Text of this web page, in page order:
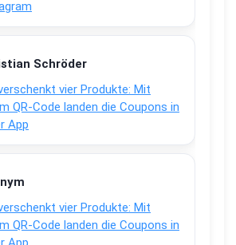
Schröder
vier Produkte: Mit
QR-Code landen die Coupons in
App
vier Produkte: Mit
QR-Code landen die Coupons in